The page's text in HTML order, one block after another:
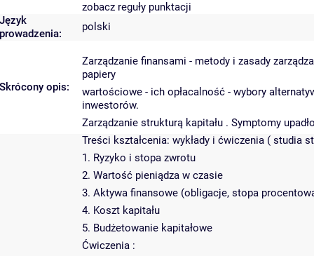
zobacz reguły punktacji
Język
prowadzenia:
polski
Skrócony opis:
Zarządzanie finansami - metody i zasady
papiery
wartościowe - ich opłacalność - wybory
inwestorów.
Zarządzanie strukturą kapitału . Symptomy
Treści kształcenia: wykłady i ćwiczenia ( studia
1. Ryzyko i stopa zwrotu
2. Wartość pieniądza w czasie
3. Aktywa finansowe (obligacje, stopa
4. Koszt kapitału
5. Budżetowanie kapitałowe
Ćwiczenia :